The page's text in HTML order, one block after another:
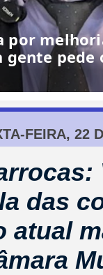
por
gente pede
FEIRA, 22
das
atual